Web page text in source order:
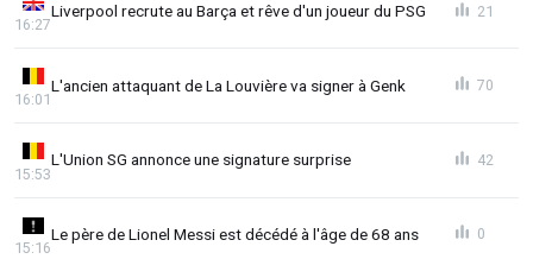
Liverpool recrute au Barça et rêve d'un joueur du PSG
16:27
21
L'ancien attaquant de La Louvière va signer à Genk
16:01
70
L'Union SG annonce une signature surprise
15:53
42
Le père de Lionel Messi est décédé à l'âge de 68 ans
15:16
0